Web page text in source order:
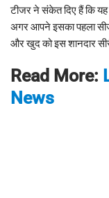
टीजर ने संकेत दिए हैं कि
अगर आपने इसका पहला
और खुद को इस शानदार
Read More:
News